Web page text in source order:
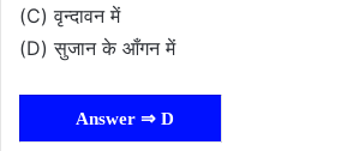
(C) वृन्दावन में
(D) सुजान के आँगन में
Answer ⇒ D